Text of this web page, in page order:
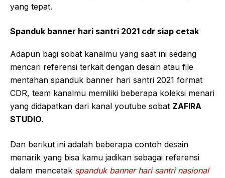
yang tepat.
Spanduk banner hari santri 2021 cdr siap cetak
Adapun bagi sobat kanalmu yang saat ini sedang
mencari referensi terkait dengan desain atau file
mentahan spanduk banner hari santri 2021 format
CDR, team kanalmu memiliki beberapa koleksi menari
yang didapatkan dari kanal youtube sobat ZAFIRA
STUDIO.
Dan berikut ini adalah beberapa contoh desain
menarik yang bisa kamu jadikan sebagai referensi
dalam mencetak spanduk banner hari santri nasional